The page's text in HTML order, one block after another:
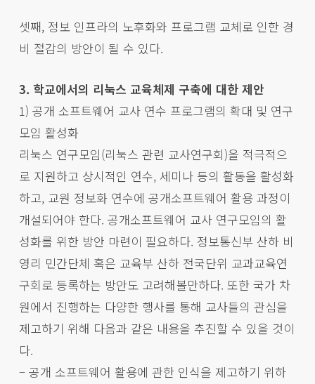
셋째, 정보 인프라의 노후화와 프로그램 교체로 인한 경
비 절감의 방안이 될 수 있다.
3. 학교에서의 리눅스 교육체제 구축에 대한 제안
1) 공개 소프트웨어 교사 연수 프로그램의 확대 및 연구
모임 활성화
리눅스 연구모임(리눅스 관련 교사연구회)을 적극적으
로 지원하고 상시적인 연수, 세미나 등의 활동을 활성화
하고, 교원 정보화 연수에 공개소프트웨어 활용 과정이
개설되어야 한다. 공개소프트웨어 교사 연구모임의 활
성화를 위한 방안 마련이 필요하다. 정보통신부 산하 비
영리 민간단체 혹은 교육부 산하 전국단위 교과교육연
구회로 등록하는 방안도 고려해볼만하다. 또한 국가 차
원에서 진행하는 다양한 행사를 통해 교사들의 관심을
제고하기 위해 다음과 같은 내용을 추진할 수 있을 것이
다.
– 공개 소프트웨어 활용에 관한 인식을 제고하기 위하